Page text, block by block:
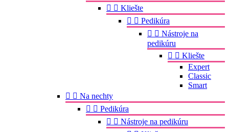
  Kliešte
  Pedikúra
  Nástroje na
pedikúru
  Kliešte
Expert
Classic
Smart
  Na nechty
  Pedikúra
  Nástroje na pedikúru